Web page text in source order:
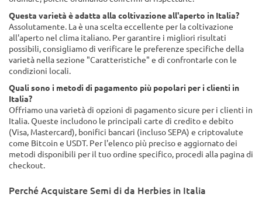
Questa varietà è adatta alla coltivazione all'aperto in Italia?
Assolutamente. La è una scelta eccellente per la coltivazione
all'aperto nel clima italiano. Per garantire i migliori risultati
possibili, consigliamo di verificare le preferenze specifiche della
varietà nella sezione "Caratteristiche" e di confrontarle con le
condizioni locali.
Quali sono i metodi di pagamento più popolari per i clienti in
Italia?
Offriamo una varietà di opzioni di pagamento sicure per i clienti in
Italia. Queste includono le principali carte di credito e debito
(Visa, Mastercard), bonifici bancari (incluso SEPA) e criptovalute
come Bitcoin e USDT. Per l'elenco più preciso e aggiornato dei
metodi disponibili per il tuo ordine specifico, procedi alla pagina di
checkout.
Perché Acquistare Semi di da Herbies in Italia